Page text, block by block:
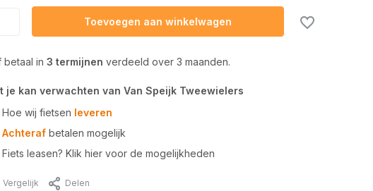
Toevoegen aan winkelwagen
betaal in 3 termijnen verdeeld over 3 maanden.
je kan verwachten van Van Speijk Tweewielers
Hoe wij fietsen leveren
Achterafbetalen mogelijk
Fiets leasen? Klik hier voor de mogelijkheden
Vergelijk Delen